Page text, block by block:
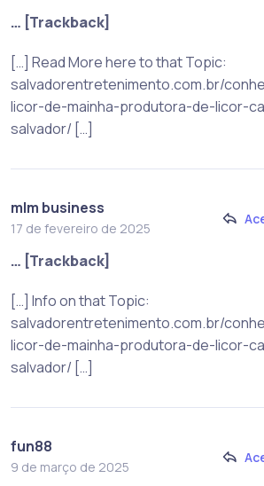
… [Trackback]
[…] Read More here to that Topic:
salvadorentretenimento.com.br/
licor-de-mainha-produtora-de-licor-
salvador/ […]
mlm business
17 de fevereiro de 2025
… [Trackback]
[…] Info on that Topic:
salvadorentretenimento.com.br/
licor-de-mainha-produtora-de-licor-
salvador/ […]
fun88
9 de março de 2025